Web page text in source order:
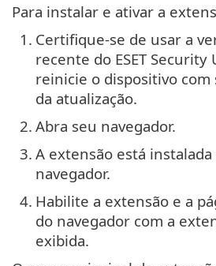
Para instalar e ativar a
1. Certifique-se de usar a
recente do ESET Security
reinicie o dispositivo com
da atualização.
2. Abra seu navegador.
3. A extensão está instalada
navegador.
4. Habilite a extensão e a
do navegador com a
exibida.